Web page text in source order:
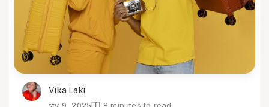
Vika Laki
sty 9, 2025 8 minutes to read